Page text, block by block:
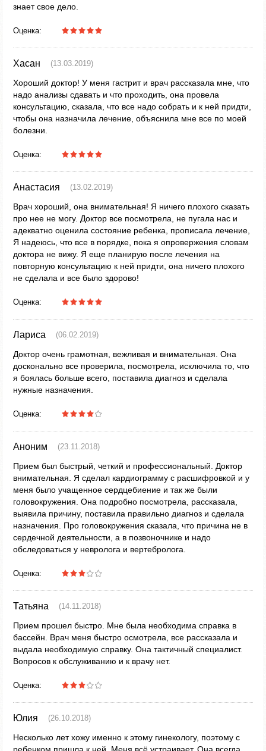
знает свое дело.
Оценка:
Хасан (13.03.2019)
Хороший доктор! У меня гастрит и врач рассказала мне, что
надо анализы сдавать и что проходить, она провела
консультацию, сказала, что все надо собрать и к ней придти,
чтобы она назначила лечение, объяснила мне все по моей
болезни.
Оценка:
Анастасия (13.02.2019)
Врач хороший, она внимательная! Я ничего плохого сказать
про нее не могу. Доктор все посмотрела, не пугала нас и
адекватно оценила состояние ребенка, прописала лечение,
Я надеюсь, что все в порядке, пока я опровержения словам
доктора не вижу. Я еще планирую после лечения на
повторную консультацию к ней придти, она ничего плохого
не сделала и все было здорово!
Оценка:
Лариса (06.02.2019)
Доктор очень грамотная, вежливая и внимательная. Она
досконально все проверила, посмотрела, исключила то, что
я боялась больше всего, поставила диагноз и сделала
нужные назначения.
Оценка:
Аноним (23.11.2018)
Прием был быстрый, четкий и профессиональный. Доктор
внимательная. Я сделал кардиограмму с расшифровкой и у
меня было учащенное сердцебиение и так же были
головокружения. Она подробно посмотрела, рассказала,
выявила причину, поставила правильно диагноз и сделала
назначения. Про головокружения сказала, что причина не в
сердечной деятельности, а в позвоночнике и надо
обследоваться у невролога и вертебролога.
Оценка:
Татьяна (14.11.2018)
Прием прошел быстро. Мне была необходима справка в
бассейн. Врач меня быстро осмотрела, все рассказала и
выдала необходимую справку. Она тактичный специалист.
Вопросов к обслуживанию и к врачу нет.
Оценка:
Юлия (26.10.2018)
Несколько лет хожу именно к этому гинекологу, поэтому с